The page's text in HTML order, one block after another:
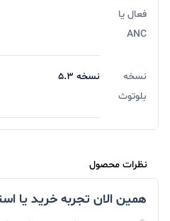
فعال یا
ANC
نسخه
بلوتوث
نسخه 5.3
نظرات محصول
همین الان تجربه خرید یا